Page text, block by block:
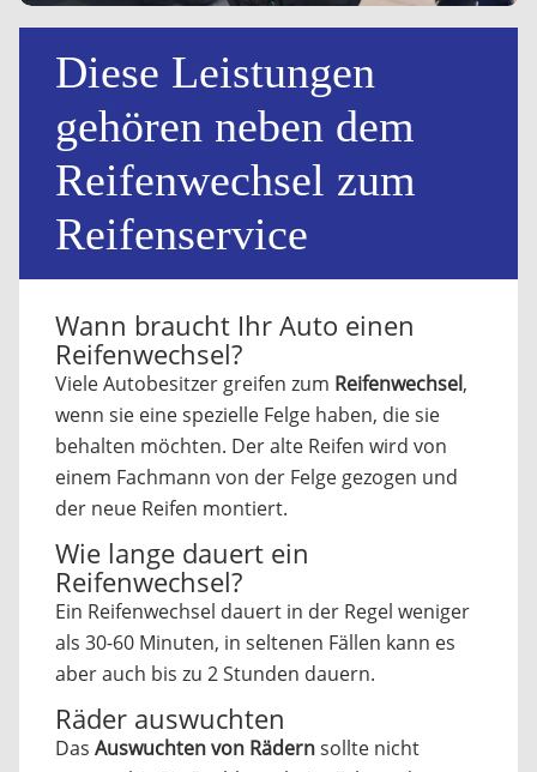
Diese Leistungen
gehören neben dem
Reifenwechsel zum
Reifenservice
Wann braucht Ihr Auto einen
Reifenwechsel?
Viele Autobesitzer greifen zum Reifenwechsel,
wenn sie eine spezielle Felge haben, die sie
behalten möchten. Der alte Reifen wird von
einem Fachmann von der Felge gezogen und
der neue Reifen montiert.
Wie lange dauert ein
Reifenwechsel?
Ein Reifenwechsel dauert in der Regel weniger
als 30-60 Minuten, in seltenen Fällen kann es
aber auch bis zu 2 Stunden dauern.
Räder auswuchten
Das Auswuchten von Rädernsollte nicht